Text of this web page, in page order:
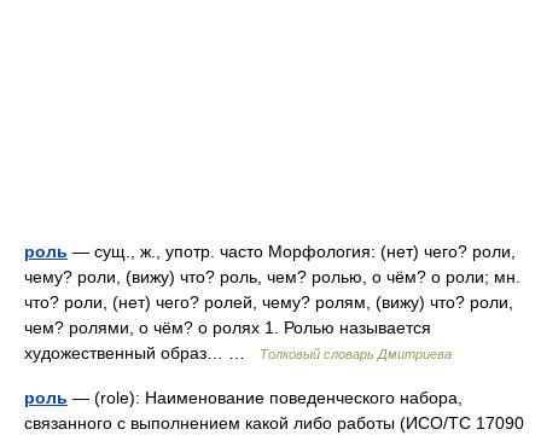
роль — сущ., ж., употр. часто Морфология: (нет) чего? роли,
чему? роли, (вижу) что? роль, чем? ролью, о чём? о роли; мн.
что? роли, (нет) чего? ролей, чему? ролям, (вижу) что? роли,
чем? ролями, о чём? о ролях 1. Ролью называется
художественный образ… …
Толковый словарь Дмитриева
роль — (role): Наименование поведенческого набора,
связанного с выполнением какой либо работы (ИСО/ТС 17090